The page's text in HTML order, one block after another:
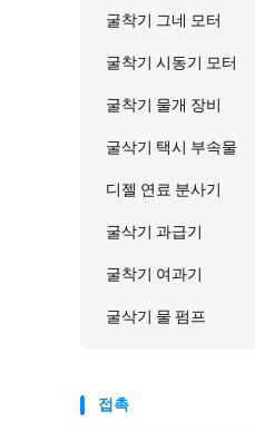
굴착기 그네 모터
굴착기 시동기 모터
굴착기 물개 장비
굴삭기 택시 부속물
디젤 연료 분사기
굴삭기 과급기
굴착기 여과기
굴삭기 물 펌프
접촉